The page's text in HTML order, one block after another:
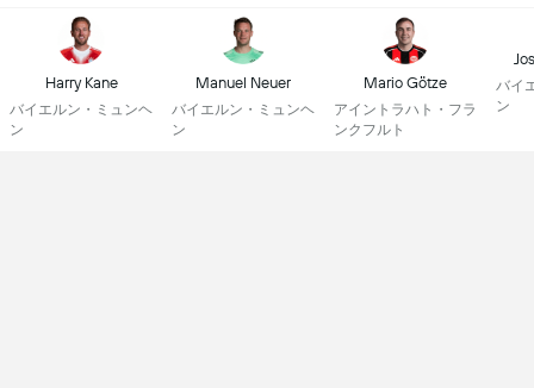
Harry Kane
バイエルン・ミュンヘ
ン
Manuel Neuer
バイエルン・ミュンヘ
ン
Mario Götze
アイントラハト・フラ
ンクフルト
バイ
ン